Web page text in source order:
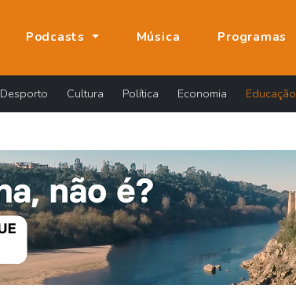
Podcasts Música Programas
Desporto Cultura Política Economia Educação